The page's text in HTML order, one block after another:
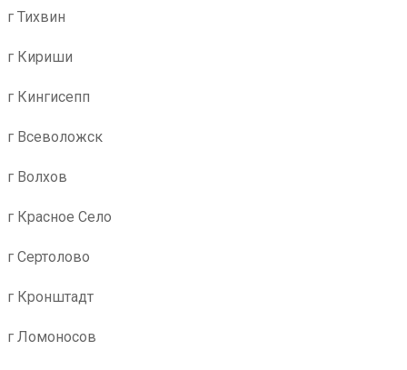
г Тихвин
г Кириши
г Кингисепп
г Всеволожск
г Волхов
г Красное Село
г Сертолово
г Кронштадт
г Ломоносов